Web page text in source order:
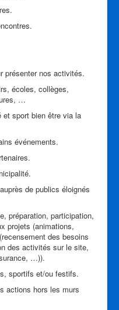
présenter nos activités.
écoles, collèges,
…
et sport bien être via la
événements.
de publics éloignés
préparation, participation,
projets (animations,
des besoins
des activités sur le site,
…)).
sportifs et/ou festifs.
actions hors les murs